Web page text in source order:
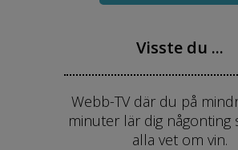
Visste du ...
Webb-TV där du på
minuter lär dig någonting
alla vet om vin.